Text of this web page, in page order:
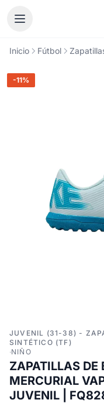
Inicio Fútbol
-11%
JUVENIL (31-38) -
SINTÉTICO (TF)
·NIÑO
ZAPATILLAS DE
MERCURIAL
JUVENIL |